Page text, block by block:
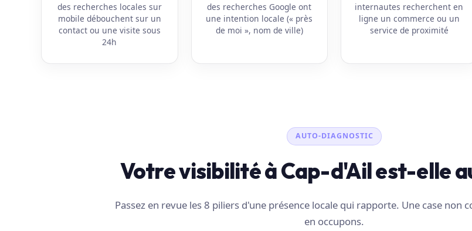
des recherches locales sur
mobile débouchent sur un
contact ou une visite sous
24h
des recherches Google ont
une intention locale (« près
de moi », nom de ville)
internautes recherchent en
ligne un commerce ou un
service de proximité
AUTO-DIAGNOSTIC
Votre visibilité à Cap-d'Ail est-elle
Passez en revue les 8 piliers d'une présence locale qui rapporte. Une case non
en occupons.